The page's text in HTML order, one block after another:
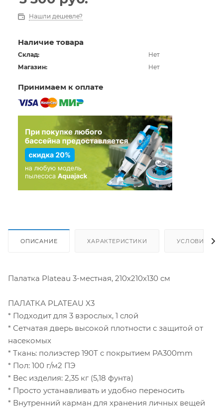
* Внутренний карман для хранения личных вещей
В комплект входят: Одна палатка, одна сумка для
Нашли дешевле?
Наличие товара
Склад:
Нет
Магазин:
Нет
Принимаем к оплате
ОПИСАНИЕ ХАРАКТЕРИСТИКИ УСЛОВИЯ
Палатка Plateau 3-местная, 210х210х130 см
ПАЛАТКА PLATEAU X3
* Подходит для 3 взрослых, 1 слой
* Сетчатая дверь высокой плотности с защитой от
насекомых
* Ткань: полиэстер 190T с покрытием PA300mm
* Пол: 100 г/м2 ПЭ
* Вес изделия: 2,35 кг (5,18 фунта)
* Просто устанавливать и удобно переносить
* Внутренний карман для хранения личных вещей